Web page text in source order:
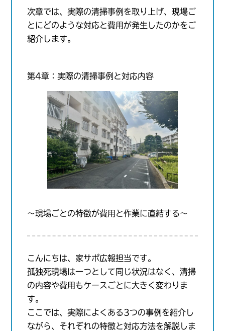
次章では、実際の清掃事例を取り上げ、現場ご
とにどのような対応と費用が発生したのかをご
紹介します。
第4章：実際の清掃事例と対応内容
〜現場ごとの特徴が費用と作業に直結する〜
こんにちは、家サポ広報担当です。
孤独死現場は一つとして同じ状況はなく、清掃
の内容や費用もケースごとに大きく変わりま
す。
ここでは、実際によくある3つの事例を紹介し
ながら、それぞれの特徴と対応方法を解説しま